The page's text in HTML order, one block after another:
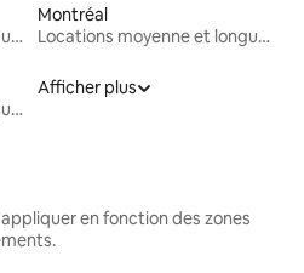
Locations moyenne et longue durée
Montréal
Locations moyenne et longue durée
Locations moyenne et longue durée
Afficher plus
en fonction des zones